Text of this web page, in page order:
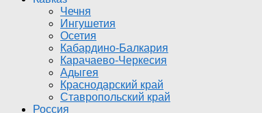
Чечня
Ингушетия
Осетия
Кабардино-Балкария
Карачаево-Черкесия
Адыгея
Краснодарский край
Ставропольский край
Россия